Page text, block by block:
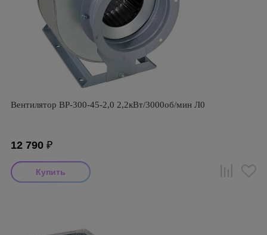
Вентилятор ВР-300-45-2,0 2,2кВт/3000об/мин Л0
12 790 ₽